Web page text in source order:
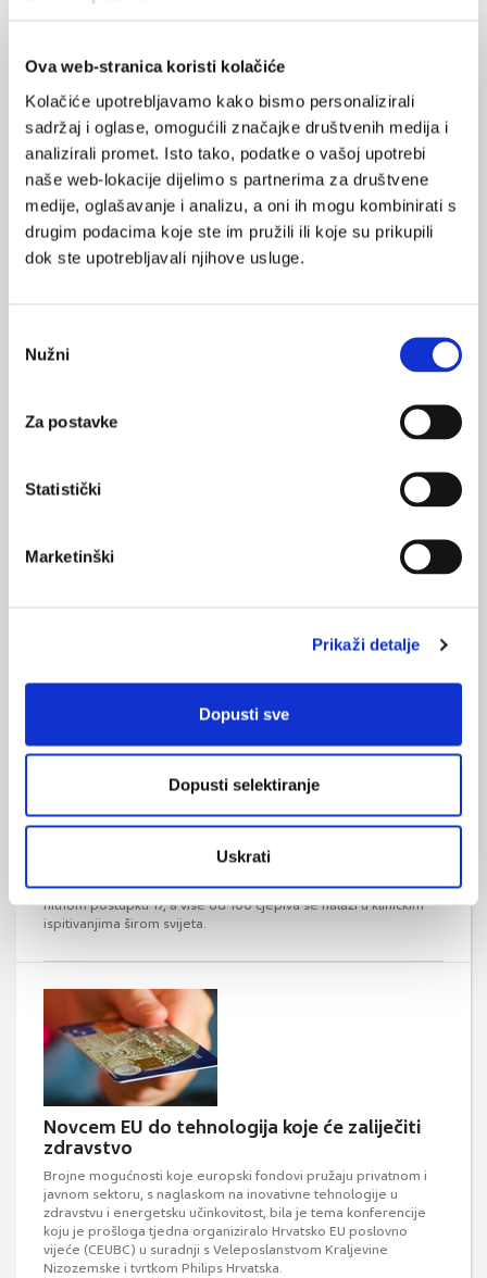
Ova web-stranica koristi kolačiće
Kolačiće upotrebljavamo kako bismo personalizirali
sadržaj i oglase, omogućili značajke društvenih medija i
analizirali promet. Isto tako, podatke o vašoj upotrebi
naše web-lokacije dijelimo s partnerima za društvene
medije, oglašavanje i analizu, a oni ih mogu kombinirati s
drugim podacima koje ste im pružili ili koje su prikupili
dok ste upotrebljavali njihove usluge.
pristanka
Nužni
Za postavke
Statistički
Marketinški
Prikaži detalje
Dopusti sve
Dopusti selektiranje
Uskrati
Plaćanja lijekova koji se izdaju na recept u
roku 95 dana
sustava
zdravstva te u skladu s time izrada prijedloga mjera za jačanje
fiskalne održivosti zdravstvenog sustava u Hrvatskoj.
Potencijalni troškovi dugog COVID-19
Trenutno je odobreno osam cjepiva protiv COVID-19 i to prema
hitnom postupku 17, a više od 100 cjepiva se nalazi u kliničkim
ispitivanjima širom svijeta.
Novcem EU do tehnologija koje će zaliječiti
zdravstvo
Brojne mogućnosti koje europski fondovi pružaju privatnom i
javnom sektoru, s naglaskom na inovativne tehnologije u
zdravstvu i energetsku učinkovitost, bila je tema konferencije
koju je prošloga tjedna organiziralo Hrvatsko EU poslovno
vijeće (CEUBC) u suradnji s Veleposlanstvom Kraljevine
Nizozemske i tvrtkom Philips Hrvatska.